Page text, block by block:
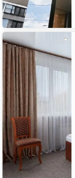
Гостиница
Автозаводская